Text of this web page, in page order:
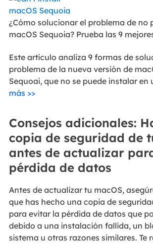
¿Cómo solucionar el problema de no
macOS Sequoia? Prueba las 9
Este artículo analiza 9 formas de
problema de la nueva versión de
Sequoai, que no se puede instalar en
más >>
Consejos adicionales:
copia de seguridad de
antes de actualizar
pérdida de datos
Antes de actualizar tu macOS,
que has hecho una copia de
para evitar la pérdida de datos que
debido a una instalación fallida, un
sistema u otras razones similares. Te